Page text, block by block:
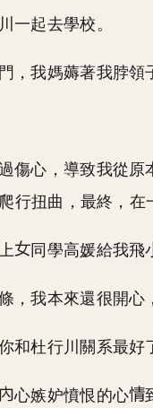
一起去學校。
，我媽薅著我脖領
傷心，導致我從原
行扭曲，最終，在
同學高媛給我飛
，我本來還很開心
你和杜行川關系最
心嫉妒憤恨的心